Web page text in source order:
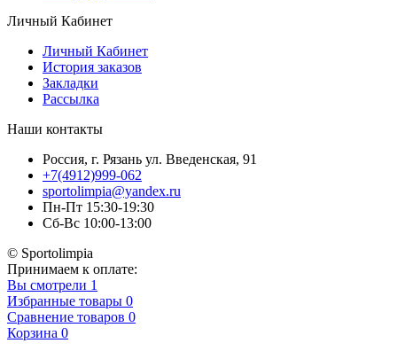
Личный Кабинет
Личный Кабинет
История заказов
Закладки
Рассылка
Наши контакты
Россия, г. Рязань ул. Введенская, 91
+7(4912)999-062
sportolimpia@yandex.ru
Пн-Пт 15:30-19:30
Сб-Вс 10:00-13:00
© Sportolimpia
Принимаем к оплате:
Вы смотрели 1
Избранные товары 0
Сравнение товаров 0
Корзина 0